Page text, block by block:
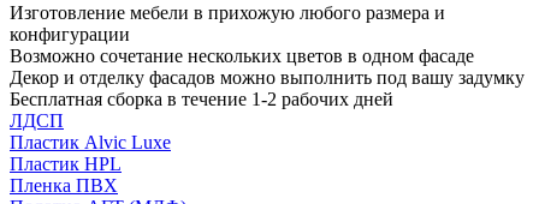
Изготовление мебели в прихожую любого размера и
конфигурации
Возможно сочетание нескольких цветов в одном фасаде
Декор и отделку фасадов можно выполнить под вашу задумку
Бесплатная сборка в течение 1-2 рабочих дней
ЛДСП
Пластик Alvic Luxe
Пластик HPL
Пленка ПВХ